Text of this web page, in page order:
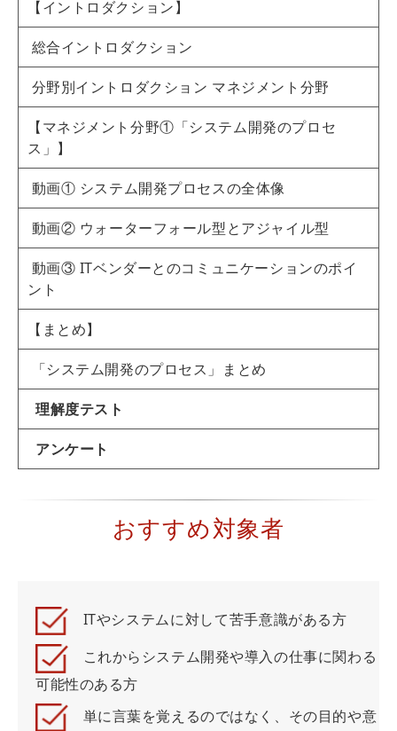
【イントロダクション】
総合イントロダクション
分野別イントロダクション マネジメント分野
【マネジメント分野①「システム開発のプロセ
ス」】
動画① システム開発プロセスの全体像
動画② ウォーターフォール型とアジャイル型
動画③ ITベンダーとのコミュニケーションのポイ
ント
【まとめ】
「システム開発のプロセス」まとめ
理解度テスト
アンケート
おすすめ対象者
ITやシステムに対して苦手意識がある方
これからシステム開発や導入の仕事に関わる
可能性のある方
単に言葉を覚えるのではなく、その目的や意